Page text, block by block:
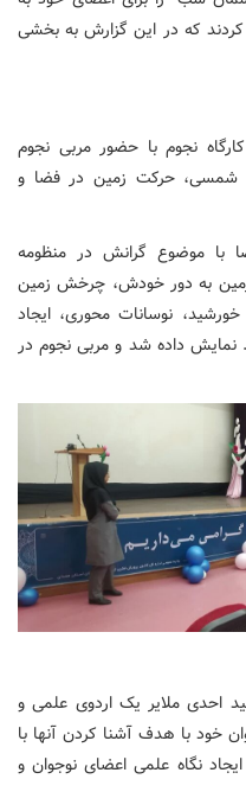
کردند که در این گزارش به بخشی
کارگاه نجوم با حضور مربی نجوم
شمسی، حرکت زمین در فضا و
با موضوع گرانش در منظومه
به دور خودش، چرخش زمین
نوسانات محوری، ایجاد
داده شد و مربی نجوم در
احدی ملایر یک اردوی علمی و
خود با هدف آشنا کردن آنها با
نگاه علمی اعضای نوجوان و